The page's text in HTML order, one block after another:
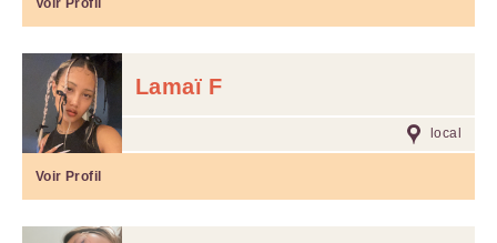
Voir Profil
Lamaï F
local
Voir Profil